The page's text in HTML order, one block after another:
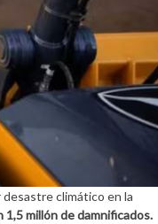
climático en la
1,5 millón de damnificados.